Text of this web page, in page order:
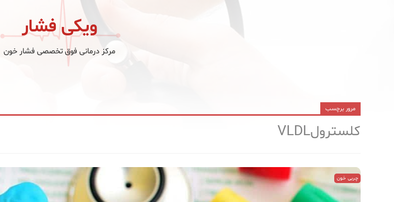
ویکی فشار
مرور برچسب
کلسترولVLDL
چربی خون